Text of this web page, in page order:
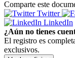
Comparte este
Twitter
LinkedIn
¿Aún no tienes
El registro es
exclusivos.